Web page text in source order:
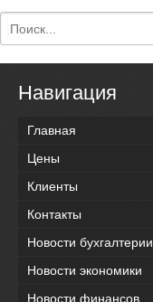
Навигация
Главная
Цены
Клиенты
Контакты
Новости бухгалтерии
Новости экономики
Новости финансов